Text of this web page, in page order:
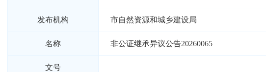
发布机构 市自然资源和城乡建设局
名称 非公证继承异议公告20260065
文号